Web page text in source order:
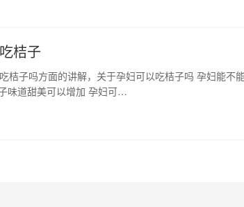
桔子
桔子吗方面的讲解，关于孕妇可以吃桔子吗 孕妇能不
味道甜美可以增加 孕妇可…